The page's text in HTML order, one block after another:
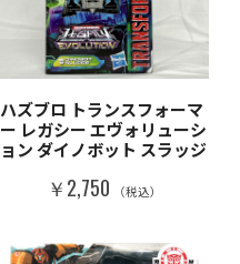
ハズブロ トランスフォーマ
ー レガシー エヴォリューシ
ョン ダイノボット スラッジ
￥2,750 （税込）